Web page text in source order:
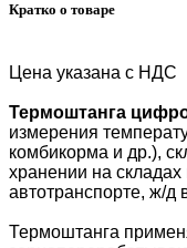
Кратко о товаре
Цена указана с НДС
Термоштанга
измерения
комбикорма и др.),
хранении на
автотранспорте, ж/д
Термоштанга